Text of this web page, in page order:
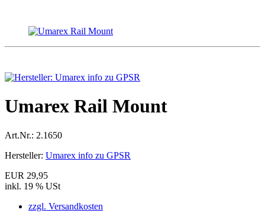
Umarex Rail Mount
Art.Nr.: 2.1650
Hersteller: Umarex info zu GPSR
EUR 29,95
inkl. 19 % USt
zzgl. Versandkosten